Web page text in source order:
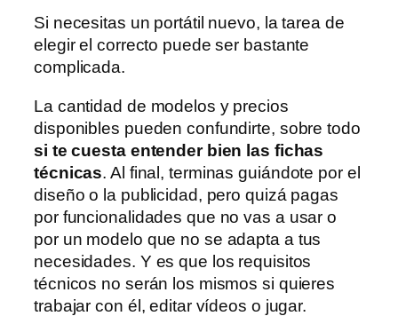
Si necesitas un portátil nuevo, la tarea de
elegir el correcto puede ser bastante
complicada.
La cantidad de modelos y precios
disponibles pueden confundirte, sobre todo
si te cuesta entender bien las fichas
técnicas. Al final, terminas guiándote por el
diseño o la publicidad, pero quizá pagas
por funcionalidades que no vas a usar o
por un modelo que no se adapta a tus
necesidades. Y es que los requisitos
técnicos no serán los mismos si quieres
trabajar con él, editar vídeos o jugar.